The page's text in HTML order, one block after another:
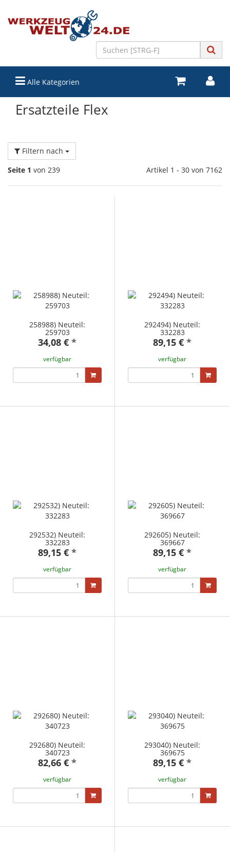
Alle Kategorien
Ersatzteile Flex
Filtern nach
Seite 1 von 239 Artikel 1 - 30 von 7162
258988) Neuteil:
259703
34,08 € *
verfügbar
292494) Neuteil:
332283
89,15 € *
verfügbar
292532) Neuteil:
332283
89,15 € *
verfügbar
292605) Neuteil:
369667
89,15 € *
verfügbar
292680) Neuteil:
340723
82,66 € *
verfügbar
293040) Neuteil:
369675
89,15 € *
verfügbar